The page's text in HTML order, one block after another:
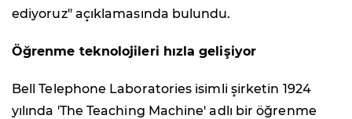
ediyoruz" açıklamasında bulundu.
Öğrenme teknolojileri hızla gelişiyor
Bell Telephone Laboratories isimli şirketin 1924
yılında 'The Teaching Machine' adlı bir öğrenme